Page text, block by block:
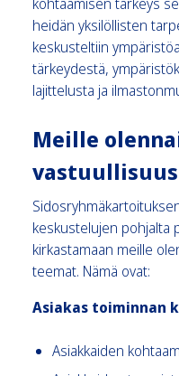
heidän yksilöllisten
keskusteltiin
tärkeydestä,
lajittelusta ja
Meille
keskustelujen pohjalta
kirkastamaan meille
teemat. Nämä ovat:
Asiakas toiminnan
Asiakkaiden